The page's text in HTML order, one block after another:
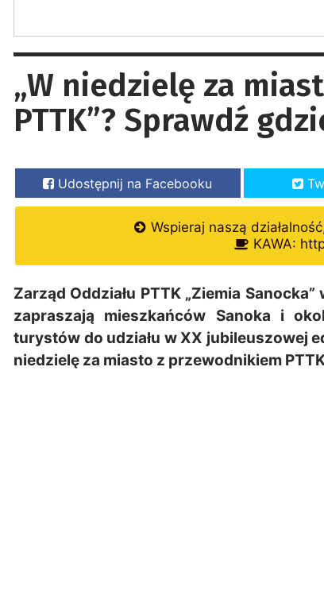
„W niedzielę za
PTTK”? Sprawdź
Udostępnij na Facebooku
Wspieraj naszą
KAWA:
Zarząd Oddziału PTTK „Ziemia
zapraszają mieszkańców Sanoka i
turystów do udziału w XX jubileuszowej
niedzielę za miasto z przewodnikiem